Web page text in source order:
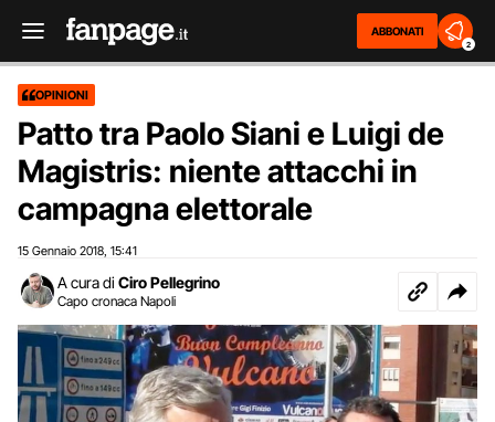
ABBONATI
2
OPINIONI
Patto tra Paolo Siani e Luigi de
Magistris: niente attacchi in
campagna elettorale
15 Gennaio 2018 15:41
A cura di Ciro Pellegrino
Capo cronaca Napoli